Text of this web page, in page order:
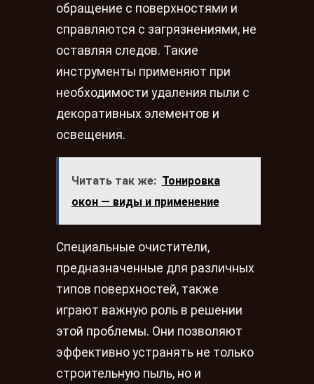
обращение с поверхностями и
справляются с загрязнениями, не
оставляя следов. Такие
инструменты применяют при
необходимости удаления пыли с
декоративных элементов и
освещения.
Читать так же: Тонировка
окон — виды и применение
Специальные очистители,
предназначенные для различных
типов поверхностей, также
играют важную роль в решении
этой проблемы. Они позволяют
эффективно устранять не только
строительную пыль, но и